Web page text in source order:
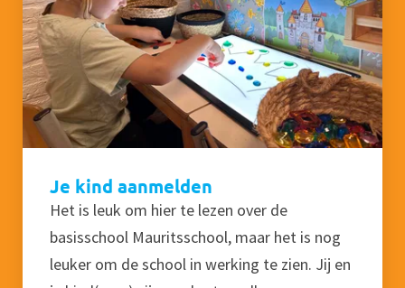
Je kind aanmelden
Het is leuk om hier te lezen over de
basisschool Mauritsschool, maar het is nog
leuker om de school in werking te zien. Jij en